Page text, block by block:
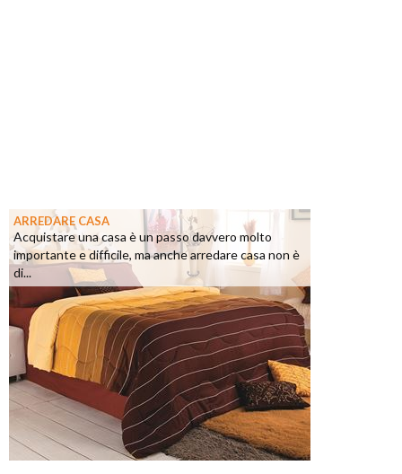
ARREDARE CASA
Acquistare una casa è un passo davvero molto
importante e difficile, ma anche arredare casa non è
di...